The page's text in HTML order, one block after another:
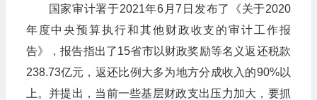
国家审计署于2021年6月7日发布了《关于2020
年度中央预算执行和其他财政收支的审计工作报
告》，报告指出了15省市以财政奖励等名义返还税款
238.73亿元，返还比例大多为地方分成收入的90%以
上。并提出，当前一些基层财政支出压力加大，要抓